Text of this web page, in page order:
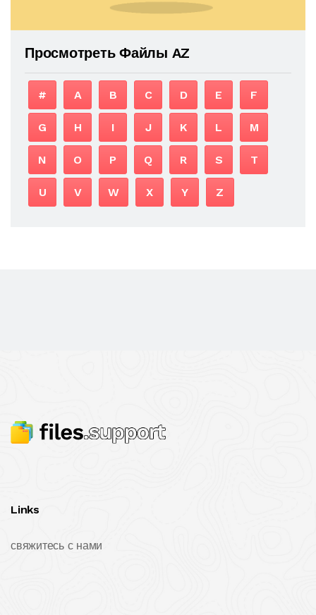
Просмотреть Файлы AZ
# A B C D E F
G H I J K L M
N O P Q R S T
U V W X Y Z
Links
свяжитесь с нами